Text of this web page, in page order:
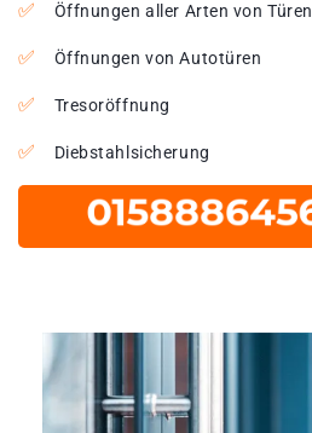
Öffnungen aller Arten von Türen
Öffnungen von Autotüren
Tresoröffnung
Diebstahlsicherung